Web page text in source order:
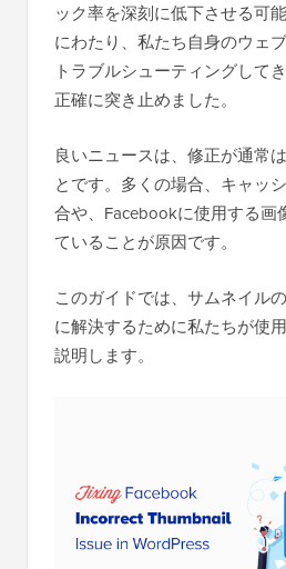
ック率を深刻に低下させる可
にわたり、私たち自身のウェ
トラブルシューティングして
正確に突き止めました。
良いニュースは、修正が通常
とです。多くの場合、キャッ
合や、Facebookに使用する画
ていることが原因です。
このガイドでは、サムネイル
に解決するために私たちが使
説明します。